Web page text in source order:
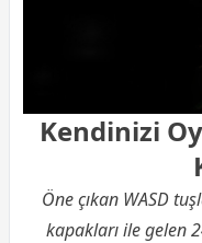
Kendinizi
Öne çıkan WASD
kapakları ile gelen